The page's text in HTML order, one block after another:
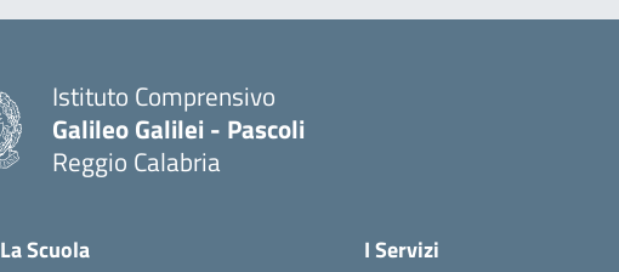
Istituto Comprensivo
Galileo Galilei - Pascoli
Reggio Calabria
La Scuola I Servizi